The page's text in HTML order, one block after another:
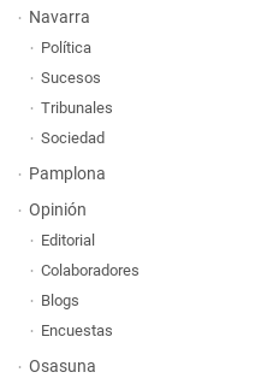
Navarra
Política
Sucesos
Tribunales
Sociedad
Pamplona
Opinión
Editorial
Colaboradores
Blogs
Encuestas
Osasuna